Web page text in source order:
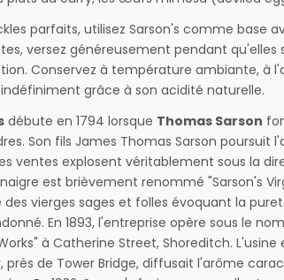
parfaits, utilisez Sarson's comme base
versez généreusement pendant
Conservez à température ambiante, à
grâce à son acidité naturelle.
débute en 1794 lorsque Thomas Sarson
Son fils James Thomas Sarson poursuit
ventes explosent véritablement sous la
est brièvement renommé "Sarson's
des vierges sages et folles évoquant la
En 1893, l'entreprise opère sous le
à Catherine Street, Shoreditch.
près de Tower Bridge, diffusait l'arôme